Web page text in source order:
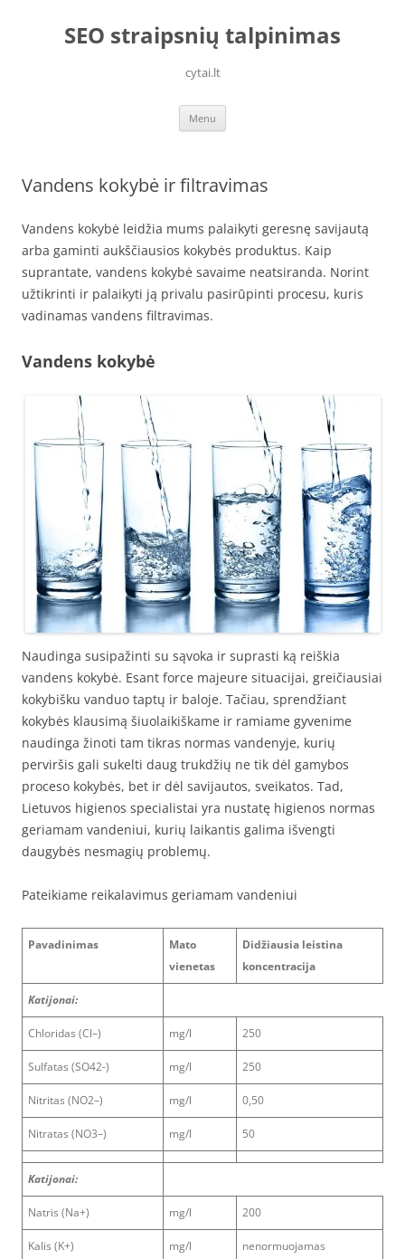
contentSEO straipsnių talpinimas
cytai.lt
Menu
Vandens kokybė ir filtravimas
Vandens kokybė leidžia mums palaikyti geresnę savijautą
arba gaminti aukščiausios kokybės produktus. Kaip
suprantate, vandens kokybė savaime neatsiranda. Norint
užtikrinti ir palaikyti ją privalu pasirūpinti procesu, kuris
vadinamas vandens filtravimas.
Vandens kokybė
Naudinga susipažinti su sąvoka ir suprasti ką reiškia
vandens kokybė. Esant force majeure situacijai, greičiausiai
kokybišku vanduo taptų ir baloje. Tačiau, sprendžiant
kokybės klausimą šiuolaikiškame ir ramiame gyvenime
naudinga žinoti tam tikras normas vandenyje, kurių
perviršis gali sukelti daug trukdžių ne tik dėl gamybos
proceso kokybės, bet ir dėl savijautos, sveikatos. Tad,
Lietuvos higienos specialistai yra nustatę higienos normas
geriamam vandeniui, kurių laikantis galima išvengti
daugybės nesmagių problemų.
Pateikiame reikalavimus geriamam vandeniui
Pavadinimas
Mato
vienetas
Didžiausia leistina
koncentracija
Katijonai:
Chloridas (Cl–) mg/l 250
Sulfatas (SO42-) mg/l 250
Nitritas (NO2–) mg/l 0,50
Nitratas (NO3–) mg/l 50
Katijonai:
Natris (Na+) mg/l 200
Kalis (K+) mg/l nenormuojamas